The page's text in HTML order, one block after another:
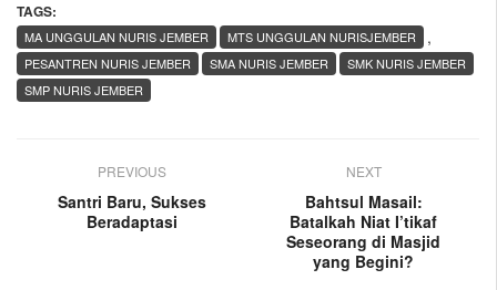
TAGS:
,
MA UNGGULAN NURIS JEMBER
MTS UNGGULAN NURISJEMBER
PESANTREN NURIS JEMBER
SMA NURIS JEMBER
SMK NURIS JEMBER
SMP NURIS JEMBER
PREVIOUS
Santri Baru, Sukses
Beradaptasi
NEXT
Bahtsul Masail:
Batalkah Niat I’tikaf
Seseorang di Masjid
yang Begini?